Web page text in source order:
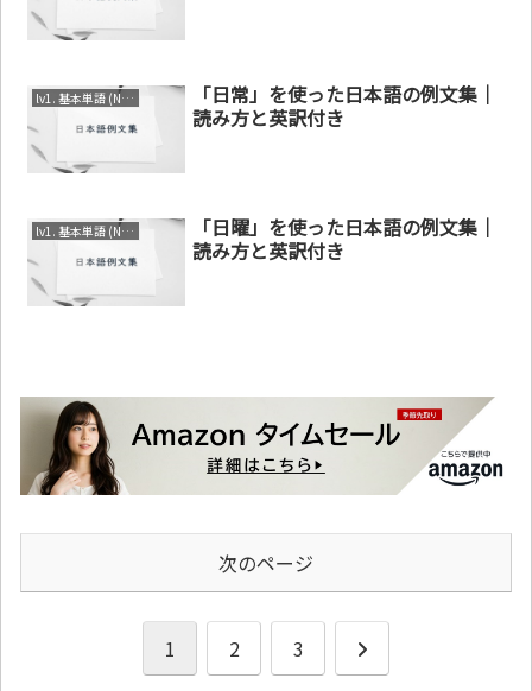
lv1. 基本単語 (N4～N5)
「日常」を使った日本語の例文集｜
読み方と英訳付き
lv1. 基本単語 (N4～N5)
「日曜」を使った日本語の例文集｜
読み方と英訳付き
次のページ
1 2 3
次